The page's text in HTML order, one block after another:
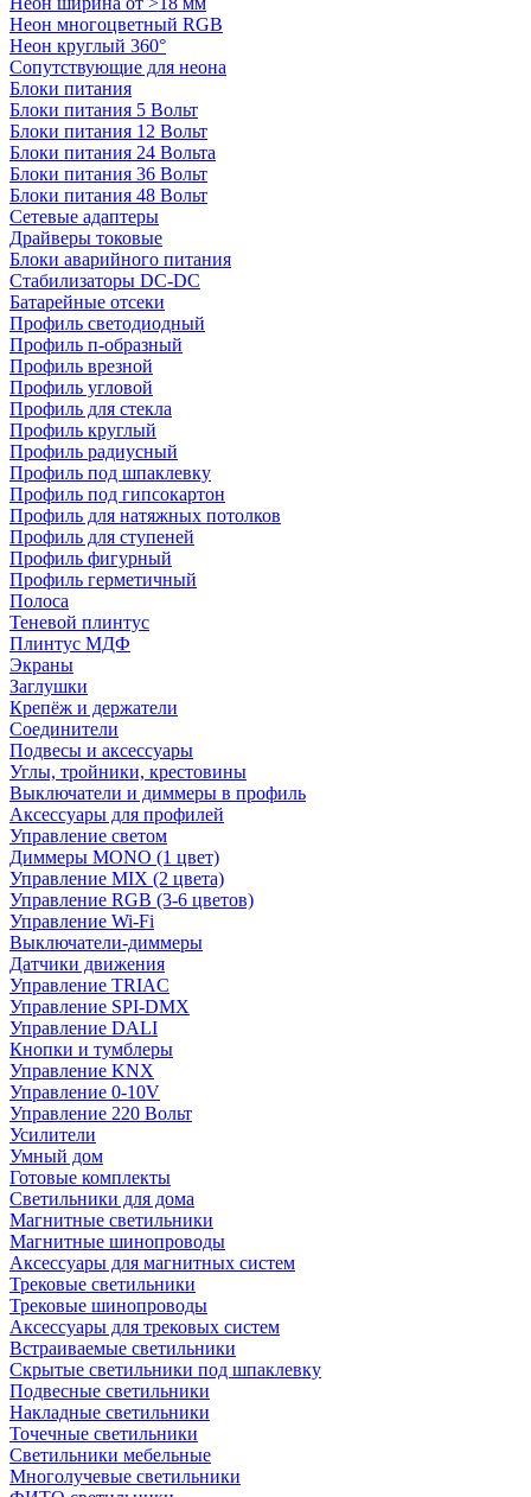
Неон многоцветный RGB
Неон круглый 360°
Сопутствующие для неона
Блоки питания
Блоки питания 5 Вольт
Блоки питания 12 Вольт
Блоки питания 24 Вольта
Блоки питания 36 Вольт
Блоки питания 48 Вольт
Сетевые адаптеры
Драйверы токовые
Блоки аварийного питания
Стабилизаторы DC-DC
Батарейные отсеки
Профиль светодиодный
Профиль п-образный
Профиль врезной
Профиль угловой
Профиль для стекла
Профиль круглый
Профиль радиусный
Профиль под шпаклевку
Профиль под гипсокартон
Профиль для натяжных потолков
Профиль для ступеней
Профиль фигурный
Профиль герметичный
Полоса
Теневой плинтус
Плинтус МДФ
Экраны
Заглушки
Крепёж и держатели
Соединители
Подвесы и аксессуары
Углы, тройники, крестовины
Выключатели и диммеры в профиль
Аксессуары для профилей
Управление светом
Диммеры MONO (1 цвет)
Управление MIX (2 цвета)
Управление RGB (3-6 цветов)
Управление Wi-Fi
Выключатели-диммеры
Датчики движения
Управление TRIAC
Управление SPI-DMX
Управление DALI
Кнопки и тумблеры
Управление KNX
Управление 0-10V
Управление 220 Вольт
Усилители
Умный дом
Готовые комплекты
Светильники для дома
Магнитные светильники
Магнитные шинопроводы
Аксессуары для магнитных систем
Трековые светильники
Трековые шинопроводы
Аксессуары для трековых систем
Встраиваемые светильники
Скрытые светильники под шпаклевку
Подвесные светильники
Накладные светильники
Точечные светильники
Светильники мебельные
Многолучевые светильники